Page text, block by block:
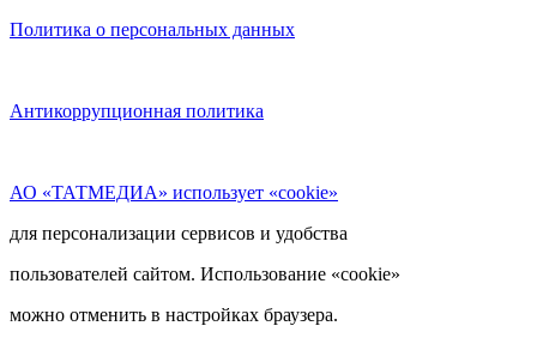
Политика о персональных данных
Антикоррупционная политика
АО «ТАТМЕДИА» использует «cookie»
для персонализации сервисов и удобства
пользователей сайтом. Использование «cookie»
можно отменить в настройках браузера.